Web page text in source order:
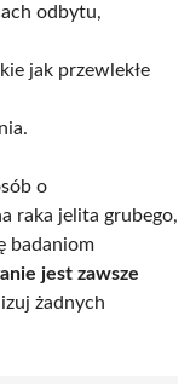
odbytu,
jak przewlekłe
o
raka jelita grubego,
badaniom
jest zawsze
żadnych